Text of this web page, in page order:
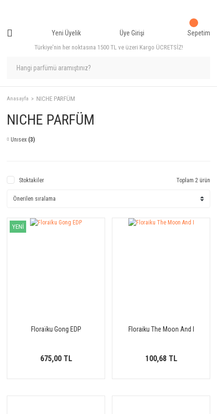
Türkiye'nin her noktasına 1500 TL ve üzeri Kargo ÜCRETSİZ!
Yeni Üyelik Üye Girişi Sepetim
Anasayfa NICHE PARFÜM
NICHE PARFÜM
Unısex (3)
Stoktakiler Toplam 2 ürün
YENİ
Floraïku Gong EDP
675,00 TL
Floraiku The Moon And I
100,68 TL